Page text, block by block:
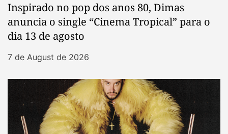
Inspirado no pop dos anos 80, Dimas
anuncia o single “Cinema Tropical” para o
dia 13 de agosto
7 de August de 2026